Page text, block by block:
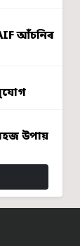
আঁচনিৰ
উপায়